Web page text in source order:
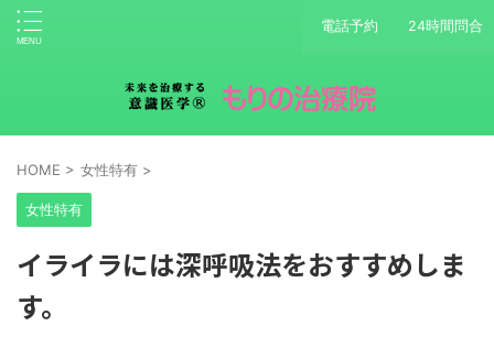
電話予約 24時間問合
HOME > 女性特有 >
女性特有
イライラには深呼吸法をおすすめしま
す。